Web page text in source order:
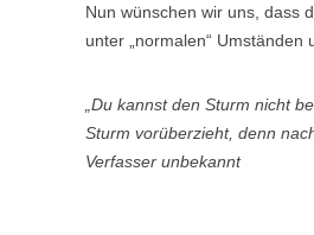
Nun wünschen wir uns, dass
unter „normalen“ Umständen
„Du kannst den Sturm nicht
Sturm vorüberzieht, denn
Verfasser unbekannt